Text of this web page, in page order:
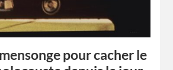
pour cacher le